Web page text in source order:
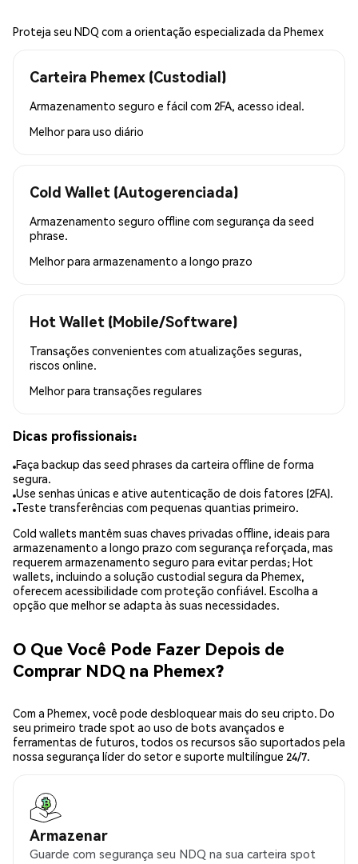
Proteja seu NDQ com a orientação especializada da Phemex
Carteira Phemex (Custodial)
Armazenamento seguro e fácil com 2FA, acesso ideal.
Melhor para uso diário
Cold Wallet (Autogerenciada)
Armazenamento seguro offline com segurança da seed
phrase.
Melhor para armazenamento a longo prazo
Hot Wallet (Mobile/Software)
Transações convenientes com atualizações seguras,
riscos online.
Melhor para transações regulares
Dicas profissionais:
Faça backup das seed phrases da carteira offline de forma
segura.
Use senhas únicas e ative autenticação de dois fatores (2FA).
Teste transferências com pequenas quantias primeiro.
Cold wallets mantêm suas chaves privadas offline, ideais para
armazenamento a longo prazo com segurança reforçada, mas
requerem armazenamento seguro para evitar perdas; Hot
wallets, incluindo a solução custodial segura da Phemex,
oferecem acessibilidade com proteção confiável. Escolha a
opção que melhor se adapta às suas necessidades.
O Que Você Pode Fazer Depois de
Comprar NDQ na Phemex?
Com a Phemex, você pode desbloquear mais do seu cripto. Do
seu primeiro trade spot ao uso de bots avançados e
ferramentas de futuros, todos os recursos são suportados pela
nossa segurança líder do setor e suporte multilíngue 24/7.
Armazenar
Guarde com segurança seu NDQ na sua carteira spot